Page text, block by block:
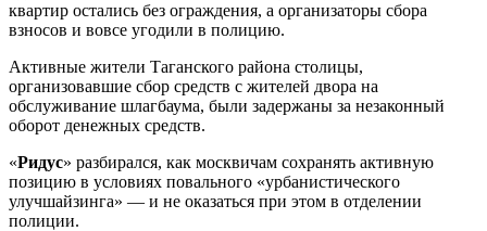
квартир остались без ограждения, а организаторы сбора
взносов и вовсе угодили в полицию.
Активные жители Таганского района столицы,
организовавшие сбор средств с жителей двора на
обслуживание шлагбаума, были задержаны за незаконный
оборот денежных средств.
«Ридус» разбирался, как москвичам сохранять активную
позицию в условиях повального «урбанистического
улучшайзинга» — и не оказаться при этом в отделении
полиции.